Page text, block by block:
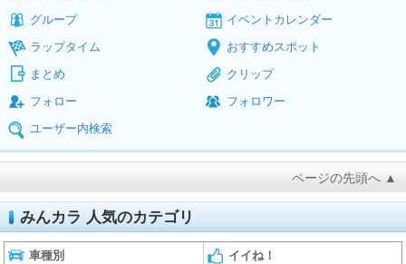
グループ
イベントカレンダー
ラップタイム
おすすめスポット
まとめ
クリップ
フォロー
フォロワー
ユーザー内検索
ページの先頭へ ▲
みんカラ 人気のカテゴリ
車種別 イイね！